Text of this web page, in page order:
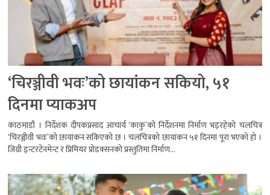
‘चिरञ्जीवी भवः’को छायांकन सकियो, ५१
दिनमा प्याकअप
काठमाडौं । निर्देशक दीपकप्रसाद आचार्य ‘काकु’को निर्देशनमा निर्माण भइरहेको चलचित्र
‘चिरञ्जीवी भवः’को छायांकन सकिएको छ । चलचित्रको छायांकन ५१ दिनमा पूरा भएको हो ।
जिग्री इन्टरटेनमेन्ट र प्रिमियर प्रोडक्सनको प्रस्तुतिमा निर्माण...